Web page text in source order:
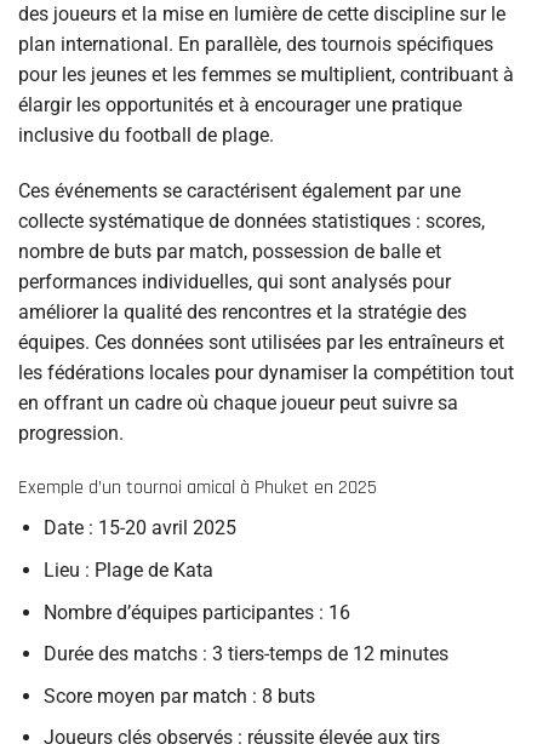
des joueurs et la mise en lumière de cette discipline sur le
plan international. En parallèle, des tournois spécifiques
pour les jeunes et les femmes se multiplient, contribuant à
élargir les opportunités et à encourager une pratique
inclusive du football de plage.
Ces événements se caractérisent également par une
collecte systématique de données statistiques : scores,
nombre de buts par match, possession de balle et
performances individuelles, qui sont analysés pour
améliorer la qualité des rencontres et la stratégie des
équipes. Ces données sont utilisées par les entraîneurs et
les fédérations locales pour dynamiser la compétition tout
en offrant un cadre où chaque joueur peut suivre sa
progression.
Exemple d’un tournoi amical à Phuket en 2025
Date : 15-20 avril 2025
Lieu : Plage de Kata
Nombre d’équipes participantes : 16
Durée des matchs : 3 tiers-temps de 12 minutes
Score moyen par match : 8 buts
Joueurs clés observés : réussite élevée aux tirs